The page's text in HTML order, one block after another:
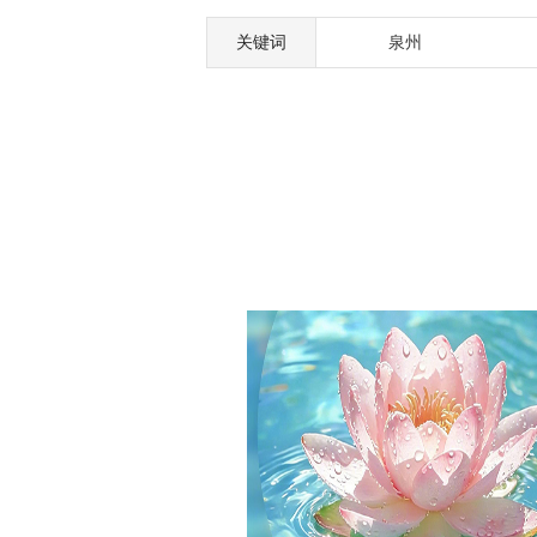
关键词 泉州